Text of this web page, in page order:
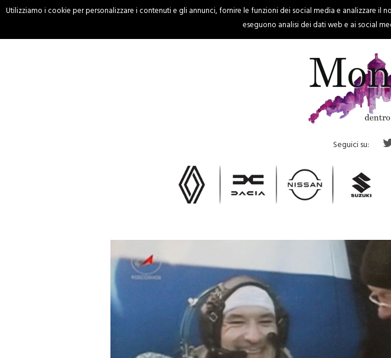
HOME CRONACA PALERMO REGIONE
Seguici su:
Utilizziamo i cookie per personalizzare i contenuti e gli annunci, fornire le funzioni dei social media e analizzare
eseguono analisi dei dati web e ai social